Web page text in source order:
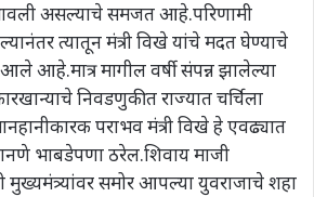
असल्याचे समजत आहे.परिणामी
त्यातून मंत्री विखे यांचे मदत घेण्याचे
आहे.मात्र मागील वर्षी संपन्न झालेल्या
निवडणुकीत राज्यात चर्चिला
पराभव मंत्री विखे हे एवढ्यात
भाबडेपणा ठरेल.शिवाय माजी
समोर आपल्या युवराजाचे शहा